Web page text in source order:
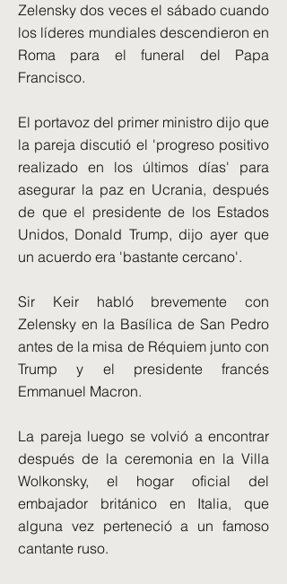
Zelensky dos veces el sábado cuando
los líderes mundiales descendieron en
Roma para el funeral del Papa
Francisco.
El portavoz del primer ministro dijo que
la pareja discutió el 'progreso positivo
realizado en los últimos días' para
asegurar la paz en Ucrania, después
de que el presidente de los Estados
Unidos, Donald Trump, dijo ayer que
un acuerdo era 'bastante cercano'.
Sir Keir habló brevemente con
Zelensky en la Basílica de San Pedro
antes de la misa de Réquiem junto con
Trump y el presidente francés
Emmanuel Macron.
La pareja luego se volvió a encontrar
después de la ceremonia en la Villa
Wolkonsky, el hogar oficial del
embajador británico en Italia, que
alguna vez perteneció a un famoso
cantante ruso.